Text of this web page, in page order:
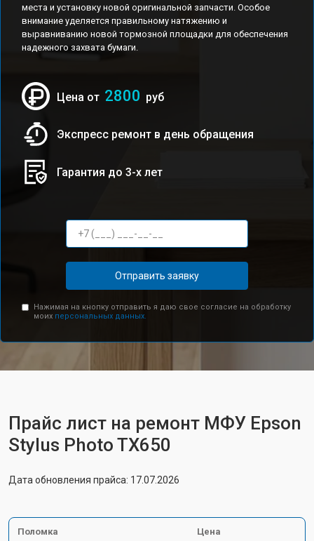
места и установку новой оригинальной запчасти. Особое
внимание уделяется правильному натяжению и
выравниванию новой тормозной площадки для обеспечения
надежного захвата бумаги.
Цена от 2800 руб
Экспресс ремонт в день обращения
Гарантия до 3-х лет
Отправить заявку
Нажимая на кнопку отправить я даю свое согласие на обработку
моих персональных данных.
Прайс лист на ремонт МФУ Epson
Stylus Photo TX650
Дата обновления прайса: 17.07.2026
Поломка Цена